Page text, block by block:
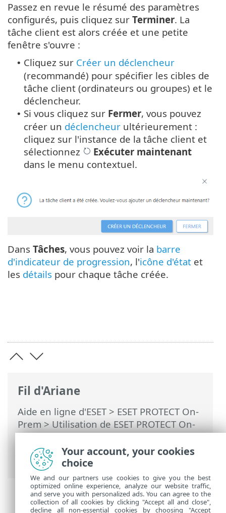
Fil d'Ariane
Aide en ligne d'ESET> ESET PROTECT On-
Prem>Utilisation de ESET PROTECT On-
Prem>ESET PROTECT On-Prem Menu
principal
>Tâches>Tâches client>
Vérifier la mise à jour du produit
Passez en revue le résumé des paramètres
configurés, puis cliquez sur Terminer. La
tâche client est alors créée et une petite
fenêtre s'ouvre :
• Cliquez sur Créer un déclencheur
(recommandé) pour spécifier les cibles de
tâche client (ordinateurs ou groupes) et le
déclencheur.
• Si vous cliquez sur Fermer, vous pouvez
créer un déclencheur ultérieurement :
cliquez sur l'instance de la tâche client et
sélectionnez
Exécuter maintenant
dans le menu contextuel.
Dans Tâches, vous pouvez voir la barre
d'indicateur de progression, l'icône d'état et
les détails pour chaque tâche créée.
Your account, your cookies
choice
We and our partners use cookies to give you the best
optimized online experience, analyze our website traffic,
and serve you with personalized ads. You can agree to the
collection of all cookies by clicking "Accept all and close",
decline all non-essential cookies by choosing "Accept